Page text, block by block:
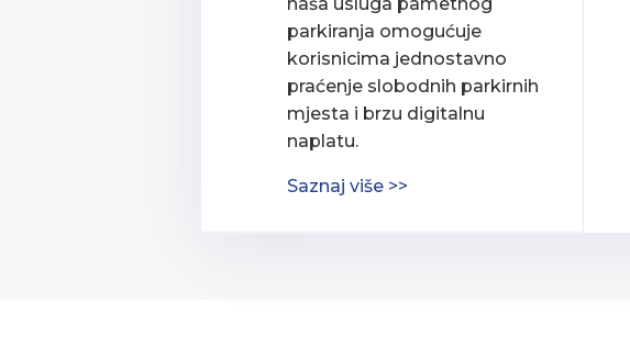
parkiranja omogućuje
korisnicima jednostavno
praćenje slobodnih parkirnih
mjesta i brzu digitalnu
naplatu.
Saznaj više >>